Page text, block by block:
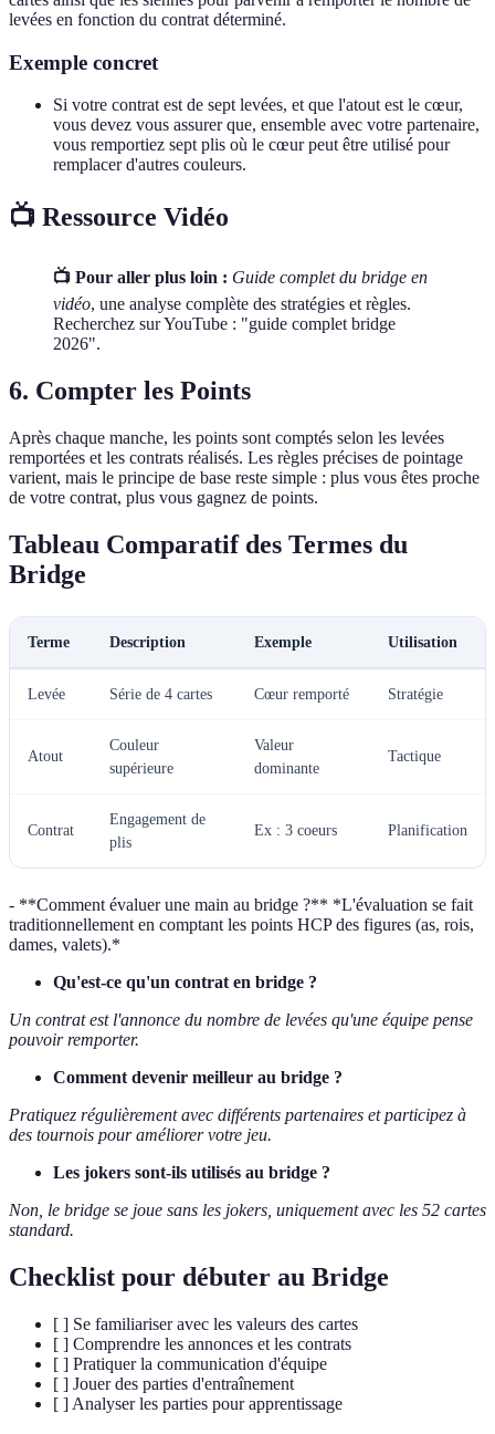
levées en fonction du contrat déterminé.
Exemple concret
Si votre contrat est de sept levées, et que l'atout est le cœur,
vous devez vous assurer que, ensemble avec votre partenaire,
vous remportiez sept plis où le cœur peut être utilisé pour
remplacer d'autres couleurs.
📺 Ressource Vidéo
📺 Pour aller plus loin : Guide complet du bridge en
vidéo, une analyse complète des stratégies et règles.
Recherchez sur YouTube : "guide complet bridge
2026".
6. Compter les Points
Après chaque manche, les points sont comptés selon les levées
remportées et les contrats réalisés. Les règles précises de pointage
varient, mais le principe de base reste simple : plus vous êtes proche
de votre contrat, plus vous gagnez de points.
Tableau Comparatif des Termes du
Bridge
Terme Description Exemple Utilisation
Levée Série de 4 cartes Cœur remporté Stratégie
Atout
Couleur
supérieure
Valeur
dominante
Tactique
Contrat
Engagement de
plis
Ex : 3 coeurs Planification
- **Comment évaluer une main au bridge ?** *L'évaluation se fait
traditionnellement en comptant les points HCP des figures (as, rois,
dames, valets).*
Qu'est-ce qu'un contrat en bridge ?
Un contrat est l'annonce du nombre de levées qu'une équipe pense
pouvoir remporter.
Comment devenir meilleur au bridge ?
Pratiquez régulièrement avec différents partenaires et participez à
des tournois pour améliorer votre jeu.
Les jokers sont-ils utilisés au bridge ?
Non, le bridge se joue sans les jokers, uniquement avec les 52 cartes
standard.
Checklist pour débuter au Bridge
[ ] Se familiariser avec les valeurs des cartes
[ ] Comprendre les annonces et les contrats
[ ] Pratiquer la communication d'équipe
[ ] Jouer des parties d'entraînement
[ ] Analyser les parties pour apprentissage